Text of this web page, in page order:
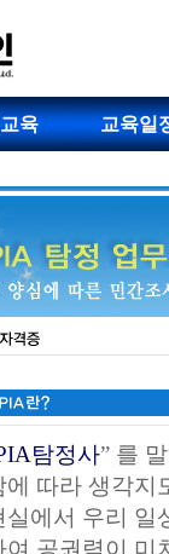
육 교육일
탐정사” 를
에 따라 생각지
실에서 우리 일
여 공권력이 미